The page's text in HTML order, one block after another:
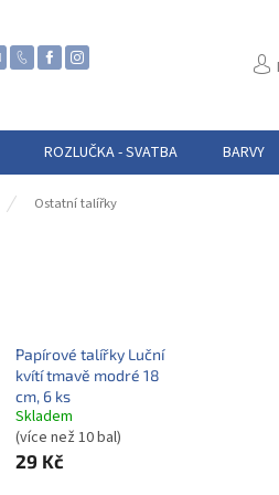
ROZLUČKA - SVATBA BARVY
Ostatní talířky
Papírové talířky Luční
kvítí tmavě modré 18
cm, 6 ks
Skladem
(více než 10 bal)
29 Kč